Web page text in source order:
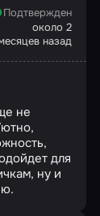
Подтвержден
около 2
назад
не
для
ну и